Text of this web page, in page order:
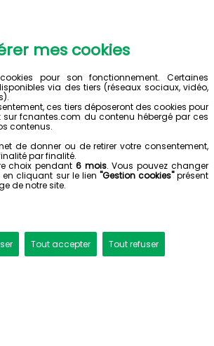
mes cookies
pour son fonctionnement. Certaines
via des tiers (réseaux sociaux, vidéo,
ces tiers déposeront des cookies pour
sur fcnantes.com du contenu hébergé par ces
contenus.
de donner ou de retirer votre consentement,
par finalité.
choix pendant 6 mois. Vous pouvez changer
cliquant sur le lien "Gestion cookies"présent
de notre site.
Tout accepter Tout refuser